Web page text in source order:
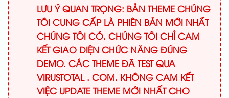
LƯU Ý QUAN TRỌNG: BẢN THEME CHÚNG
TÔI CUNG CẤP LÀ PHIÊN BẢN MỚI NHẤT
CHÚNG TÔI CÓ. CHÚNG TÔI CHỈ CAM
KẾT GIAO DIỆN CHỨC NĂNG ĐÚNG
DEMO. CÁC THEME ĐÃ TEST QUA
VIRUSTOTAL . COM. KHÔNG CAM KẾT
VIỆC UPDATE THEME MỚI NHẤT CHO